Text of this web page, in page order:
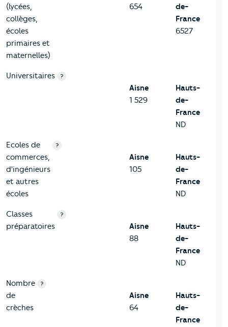
(lycées,
collèges,
écoles
primaires et
maternelles)
654
de-
France
6527
Universitaires ?
Aisne
1 529
Hauts-
de-
France
ND
Ecoles de
commerces,
d'ingénieurs
et autres
écoles
?
Aisne
105
Hauts-
de-
France
ND
Classes
préparatoires
?
Aisne
88
Hauts-
de-
France
ND
Nombre
de
crèches
?
Aisne
64
Hauts-
de-
France